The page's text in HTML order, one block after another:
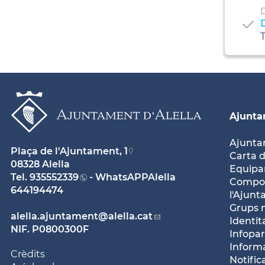
Carta
Grups
Plaça de l'Ajuntament, 1
08328 Alella
Tel. 935552339
- WhatsAPPAlella
644194474
alella.ajuntament@alella.cat
NIF. P0800300F
Crèdits